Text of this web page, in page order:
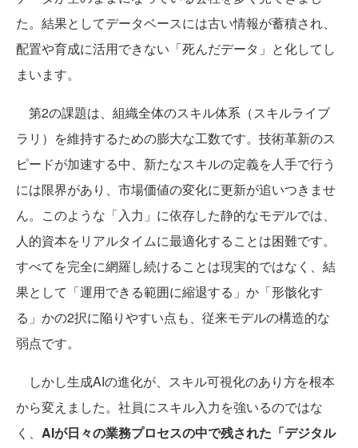
た。結果としてデータベースには古い情報が蓄積され、
配置や育成に活用できない「死んだデータ」と化してし
まいます。
第2の課題は、組織全体のスキル体系（スキルライブ
ラリ）を維持するための膨大な工数です。技術革新のス
ピードが加速する中、新たなスキルの定義を人手で行う
には限界があり、市場価値の変化に更新が追いつきませ
ん。このような「入力」に依存した静的なモデルでは、
人的資本をリアルタイムに最適化することは困難です。
すべてを完全に網羅し続けることは現実的ではなく、結
果として「運用できる範囲に縮退する」か「形骸化す
る」かの2択に陥りやすい点も、従来モデルの構造的な
弱点です。
しかし生成AIの進化が、スキル可視化のあり方を根本
から変えました。社員にスキル入力を強いるのではな
く、 AIが日々の業務プロセスの中で残された「デジタル